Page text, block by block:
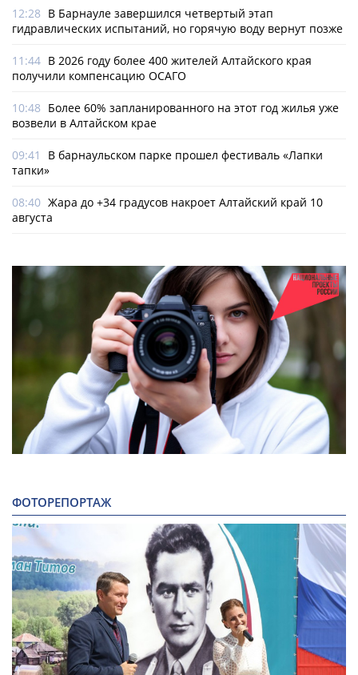
12:28 В Барнауле завершился четвертый этап
гидравлических испытаний, но горячую воду вернут позже
11:44 В 2026 году более 400 жителей Алтайского края
получили компенсацию ОСАГО
10:48 Более 60% запланированного на этот год жилья уже
возвели в Алтайском крае
09:41
В барнаульском парке прошел фестиваль «Лапки
тапки»
08:40 Жара до +34 градусов накроет Алтайский край 10
августа
ФОТОРЕПОРТАЖ